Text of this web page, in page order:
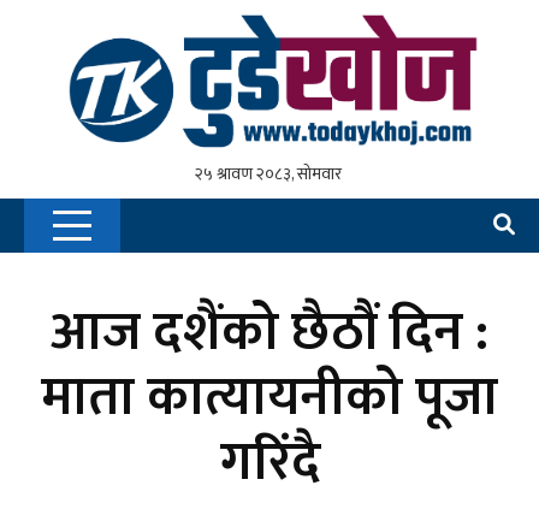
आज दशैंको छैठौं दिन :
माता कात्यायनीको पूजा
गरिंदै